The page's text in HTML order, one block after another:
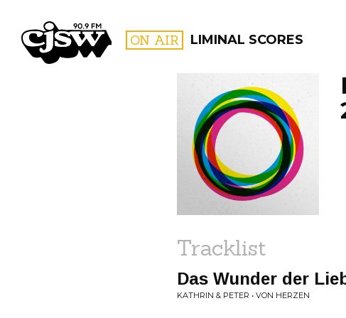
CJSW ON AIR LIMINAL SCORES
FILTER BY:
Tracklist
Das Wunder der
KATHRIN & PETER • VON HERZEN